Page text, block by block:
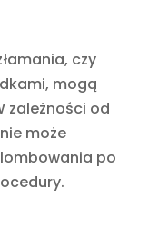
czy
mogą
zależności od
może
po